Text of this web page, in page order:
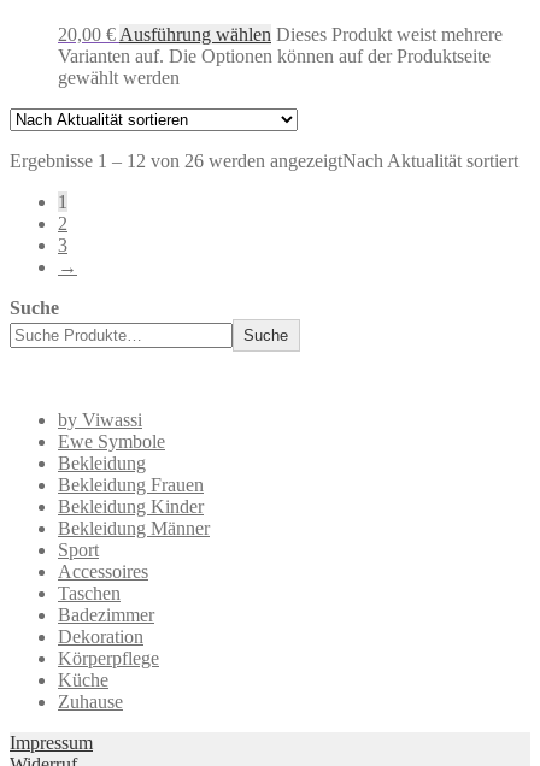
20,00 € Ausführung wählen Dieses Produkt weist mehrere
Varianten auf. Die Optionen können auf der Produktseite
gewählt werden
Ergebnisse 1 – 12 von 26 werden angezeigtNach Aktualität sortiert
1
2
3
→
Suche
Suche
by Viwassi
Ewe Symbole
Bekleidung
Bekleidung Frauen
Bekleidung Kinder
Bekleidung Männer
Sport
Accessoires
Taschen
Badezimmer
Dekoration
Körperpflege
Küche
Zuhause
Impressum